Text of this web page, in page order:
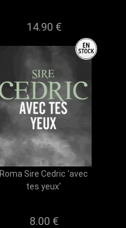
14.90 €
Roma Sire Cedric 'avec
tes yeux'
8.00 €